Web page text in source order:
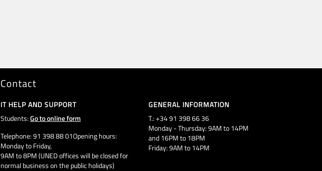
Contact
IT HELP AND SUPPORT
Students:Go to online form
Telephone: 91 398 88 01Opening hours:
Monday to Friday,
9AM to 8PM (UNED offices will be closed for
normal business on the public holidays)
GENERAL INFORMATION
T.: +34 91 398 66 36
Monday - Thursday: 9AM to 14PM
and 16PM to 18PM
Friday: 9AM to 14PM